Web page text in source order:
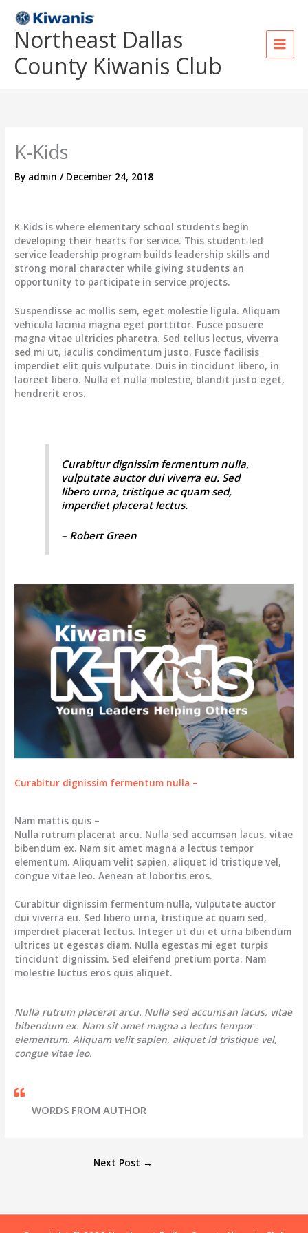
content
Northeast Dallas
County Kiwanis Club
K-Kids
By admin/ December 24, 2018
K-Kids is where elementary school students begin
developing their hearts for service. This student-led
service leadership program builds leadership skills and
strong moral character while giving students an
opportunity to participate in service projects.
Suspendisse ac mollis sem, eget molestie ligula. Aliquam
vehicula lacinia magna eget porttitor. Fusce posuere
magna vitae ultricies pharetra. Sed tellus lectus, viverra
sed mi ut, iaculis condimentum justo. Fusce facilisis
imperdiet elit quis vulputate. Duis in tincidunt libero, in
laoreet libero. Nulla et nulla molestie, blandit justo eget,
hendrerit eros.
Curabitur dignissim fermentum nulla,
vulputate auctor dui viverra eu. Sed
libero urna, tristique ac quam sed,
imperdiet placerat lectus.
– Robert Green
Curabitur dignissim fermentum nulla –
Nam mattis quis –
Nulla rutrum placerat arcu. Nulla sed accumsan lacus, vitae
bibendum ex. Nam sit amet magna a lectus tempor
elementum. Aliquam velit sapien, aliquet id tristique vel,
congue vitae leo. Aenean at lobortis eros.
Curabitur dignissim fermentum nulla, vulputate auctor
dui viverra eu. Sed libero urna, tristique ac quam sed,
imperdiet placerat lectus. Integer ut dui et urna bibendum
ultrices ut egestas diam. Nulla egestas mi eget turpis
tincidunt dignissim. Sed eleifend pretium porta. Nam
molestie luctus eros quis aliquet.
Nulla rutrum placerat arcu. Nulla sed accumsan lacus, vitae
bibendum ex. Nam sit amet magna a lectus tempor
elementum. Aliquam velit sapien, aliquet id tristique vel,
congue vitae leo.
WORDS FROM AUTHOR
Next Post →